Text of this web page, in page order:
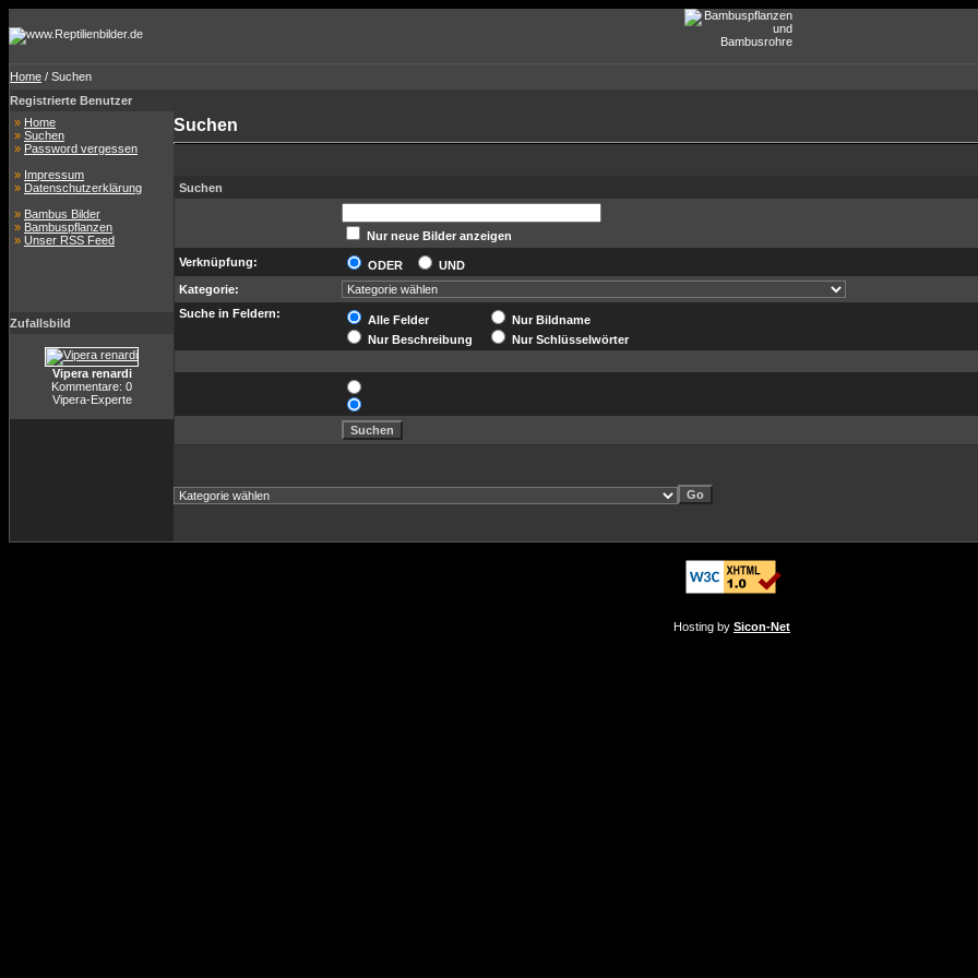
Home / Suchen
Registrierte Benutzer
» Home
» Suchen
» Password vergessen
» Impressum
» Datenschutzerklärung
» Bambus Bilder
» Bambuspflanzen
» Unser RSS Feed
Zufallsbild
Vipera renardi
Kommentare: 0
Vipera-Experte
Suchen
Suchen
Nur neue Bilder anzeigen
Verknüpfung:
ODER
UND
Kategorie:
Suche in Feldern:
Alle Felder
Nur Bildname
Nur Beschreibung
Nur Schlüsselwörter
Hosting by Sicon-Net